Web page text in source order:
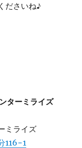
ださいね♪
ターミライズ
ミライズ
116−1